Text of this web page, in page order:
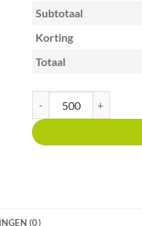
Subtotaal
Korting
Totaal
(0)